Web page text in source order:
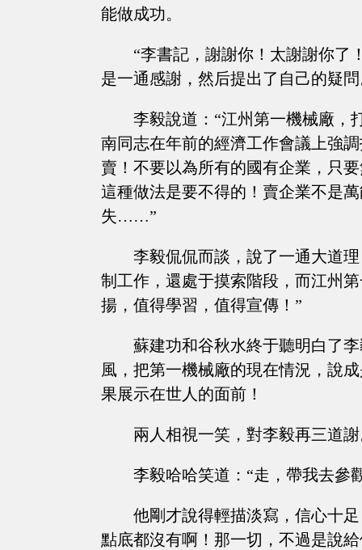
能做成功。
“李書記，謝謝你！太謝謝你了
是一通感謝，然后提出了自己的疑
李毅說道：“江州第一機械廠，
南同志在年前的經濟工作會議上強
賣！不要以為所有的國有企業，只
這種做法是要不得的！賣企業不是
失……”
李毅侃侃而談，說了一通大道
制工作，還處于摸索階段，而江州
揚，值得學習，值得宣傳！”
蘇建功和谷秋水終于聽明白了
風，把第一機械廠的現在情況，說
果展示在世人的面前！
兩人相視一笑，對李毅再三道
李毅哈哈笑道：“走，帶我去參
他剛才說得輕描淡寫，信心十
點底都沒有啊！那一切，不過是說